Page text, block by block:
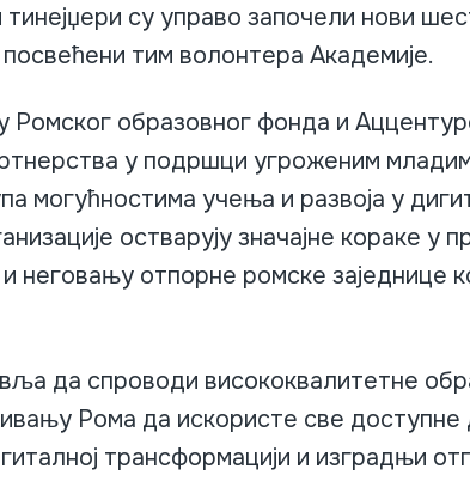
су управо започели нови
тим волонтера Академије.
Ромског образовног фонда и
у подршци угроженим
могућностима учења и развоја у
остварују значајне кораке у
и неговању отпорне ромске заједнице
да спроводи висококвалитетне
Рома да искористе све
трансформацији и изградњи